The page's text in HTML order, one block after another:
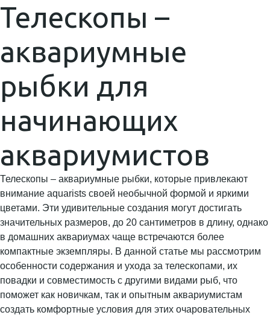
Телескопы –
аквариумные
рыбки для
начинающих
аквариумистов
Телескопы – аквариумные рыбки, которые привлекают
внимание aquarists своей необычной формой и яркими
цветами. Эти удивительные создания могут достигать
значительных размеров, до 20 сантиметров в длину, однако
в домашних аквариумах чаще встречаются более
компактные экземпляры. В данной статье мы рассмотрим
особенности содержания и ухода за телескопами, их
повадки и совместимость с другими видами рыб, что
поможет как новичкам, так и опытным аквариумистам
создать комфортные условия для этих очаровательных